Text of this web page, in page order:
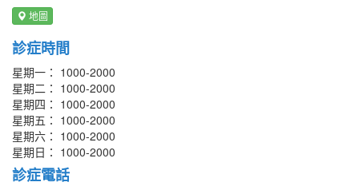
地圖
診症時間
星期一： 1000-2000
星期二： 1000-2000
星期四： 1000-2000
星期五： 1000-2000
星期六： 1000-2000
星期日： 1000-2000
診症電話